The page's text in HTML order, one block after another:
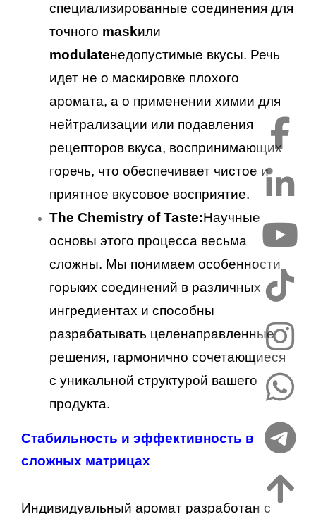
специализированные соединения для
точного maskили
modulateнедопустимые вкусы. Речь
идет не о маскировке плохого
аромата, а о применении химии для
нейтрализации или подавления
рецепторов вкуса, воспринимающих
горечь, что обеспечивает чистое и
приятное вкусовое восприятие.
The Chemistry of Taste:Научные
основы этого процесса весьма
сложны. Мы понимаем особенности
горьких соединений в различных
ингредиентах и способны
разрабатывать целенаправленные
решения, гармонично сочетающиеся
с уникальной структурой вашего
продукта.
Стабильность и эффективность в
сложных матрицах
Индивидуальный аромат разработан с